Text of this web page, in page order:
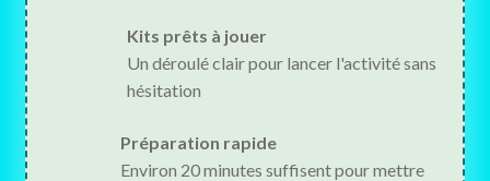
Kits prêts à jouer
Un déroulé clair pour lancer l'activité sans
hésitation
Préparation rapide
Environ 20 minutes suffisent pour mettre